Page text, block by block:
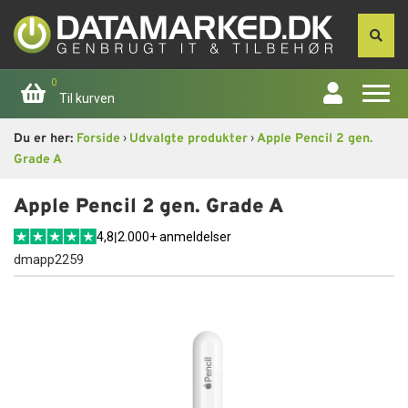
0
Til kurven
Forside
Apple
Computer
Du er her: Forside› Udvalgte produkter›Apple Pencil 2 gen.
Grade A
Apple Pencil 2 gen. Grade A
4,8|2.000+ anmeldelser
dmapp2259